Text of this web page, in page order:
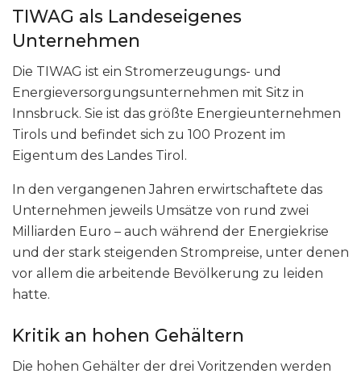
TIWAG als Landeseigenes
Unternehmen
Die TIWAG ist ein Stromerzeugungs- und
Energieversorgungsunternehmen mit Sitz in
Innsbruck. Sie ist das größte Energieunternehmen
Tirols und befindet sich zu 100 Prozent im
Eigentum des Landes Tirol.
In den vergangenen Jahren erwirtschaftete das
Unternehmen jeweils Umsätze von rund zwei
Milliarden Euro – auch während der Energiekrise
und der stark steigenden Strompreise, unter denen
vor allem die arbeitende Bevölkerung zu leiden
hatte.
Kritik an hohen Gehältern
Die hohen Gehälter der drei Voritzenden werden